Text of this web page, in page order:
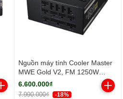
Nguồn máy tính Cooler Master
MWE Gold V2, FM 1250W
ATX3.1 A/EU Cable (80 Plus
Gold/ Full-Modular/ ATX/ Đen)
6.600.000₫
7.990.000₫ -18%